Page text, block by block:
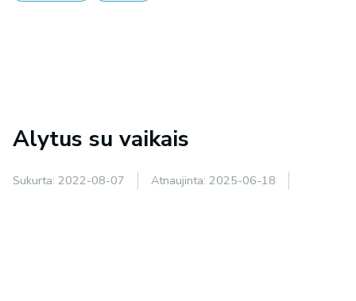
Alytus su vaikais
Sukurta: 2022-08-07 Atnaujinta: 2025-06-18